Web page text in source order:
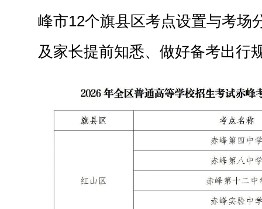
峰市12个旗县区考点设置与考场
及家长提前知悉、做好备考出行